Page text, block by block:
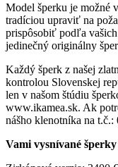
Model šperku je možné
tradíciou upraviť na
prispôsobiť podľa
jedinečný originálny
Každý šperk z našej
kontrolou Slovenskej
len v našom štúdiu
www.ikamea.sk. Ak
nášho klenotníka na t.č.:
Vami vysnívané